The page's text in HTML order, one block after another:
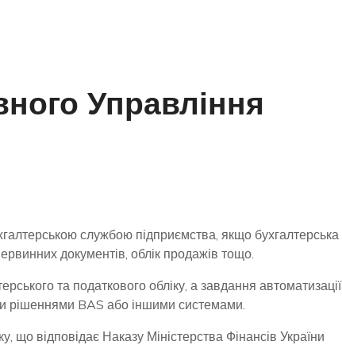
Управління
службою підприємства, якщо бухгалтерська
документів, облік продажів тощо.
та податкового обліку, а завдання автоматизації
рішеннями BAS або іншими системами.
що відповідає Наказу Міністерства Фінансів України